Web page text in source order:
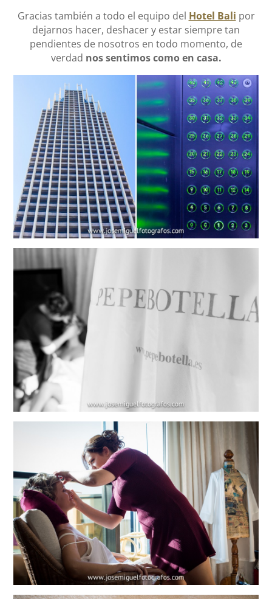
Gracias también a todo el equipo del Hotel Bali por
dejarnos hacer, deshacer y estar siempre tan
pendientes de nosotros en todo momento, de
verdad nos sentimos como en casa.